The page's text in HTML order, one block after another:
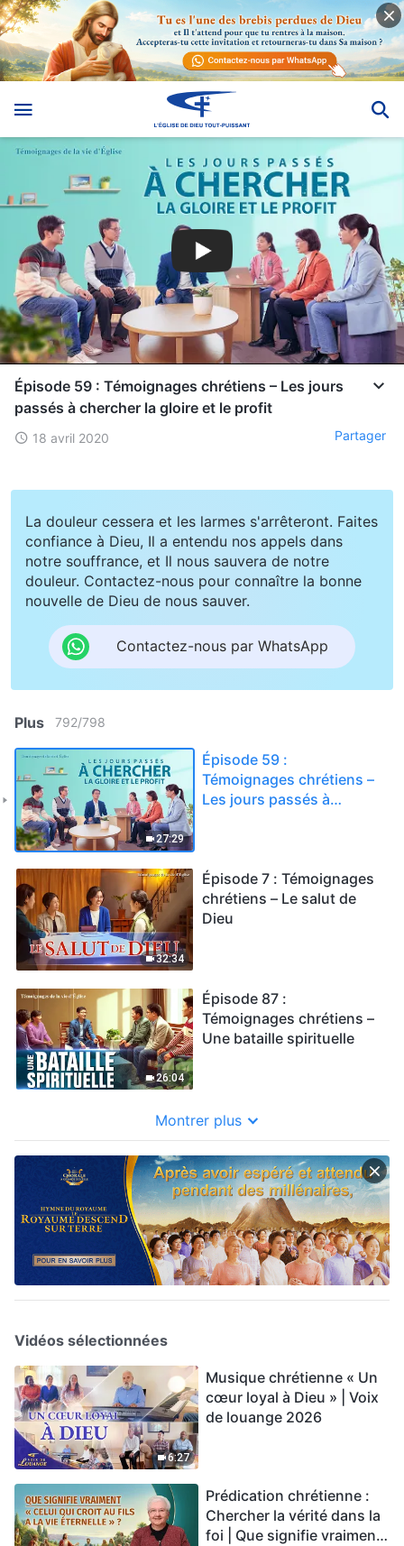
Épisode 59 : Témoignages chrétiens – Les jours
passés à chercher la gloire et le profit
18 avril 2020 Partager
La douleur cessera et les larmes s'arrêteront. Faites
confiance à Dieu, Il a entendu nos appels dans
notre souffrance, et Il nous sauvera de notre
douleur. Contactez-nous pour connaître la bonne
nouvelle de Dieu de nous sauver.
Contactez-nous par WhatsApp
Plus 792/798
27:29
Épisode 59 :
Témoignages chrétiens –
Les jours passés à
32:34
Épisode 7 : Témoignages
chrétiens – Le salut de
Dieu
26:04
Épisode 87 :
Témoignages chrétiens –
Une bataille spirituelle
Montrer plus
Vidéos sélectionnées
6:27
Musique chrétienne « Un
cœur loyal à Dieu » | Voix
de louange 2026
Prédication chrétienne :
Chercher la vérité dans la
foi | Que signifie vraiment